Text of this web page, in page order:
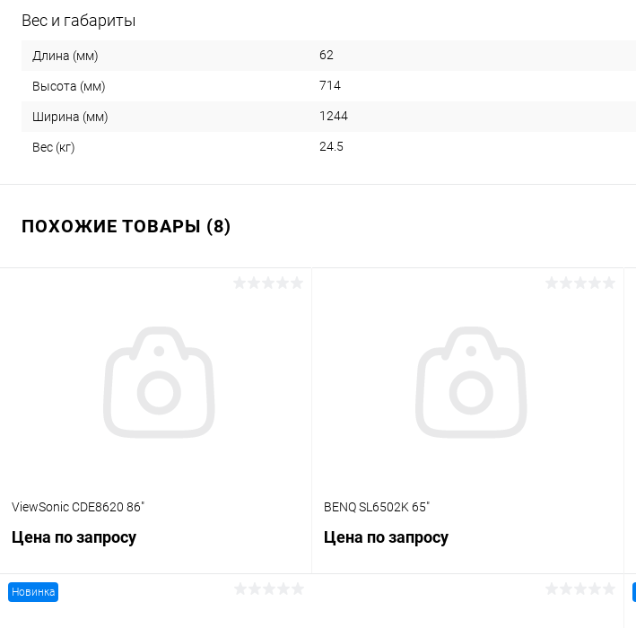
Вес и габариты
Длина (мм) 62
Высота (мм) 714
Ширина (мм) 1244
Вес (кг) 24.5
ПОХОЖИЕ ТОВАРЫ (8)
ViewSonic CDE8620 86"
Цена по запросу
BENQ SL6502K 65"
Цена по запросу
Новинка